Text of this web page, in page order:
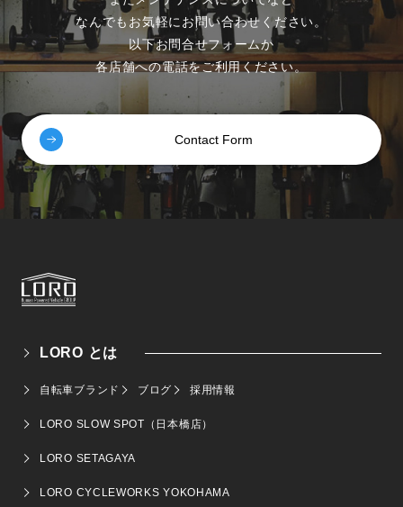
なんでもお気軽にお問い合わせください。
以下お問合せフォームか
各店舗への電話をご利用ください。
Contact Form
LORO とは
自転車ブランド ブログ 採用情報
LORO SLOW SPOT（日本橋店）
LORO SETAGAYA
LORO CYCLEWORKS YOKOHAMA